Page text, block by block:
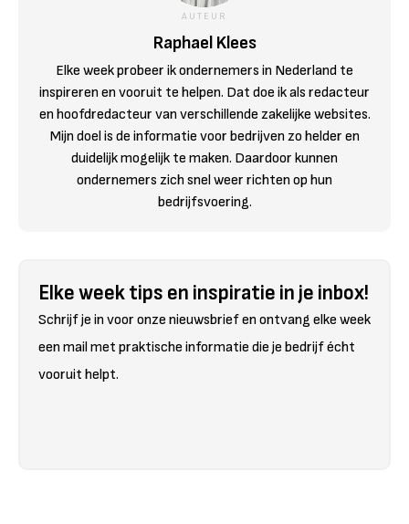
AUTEUR
Raphael Klees
Elke week probeer ik ondernemers in Nederland te
inspireren en vooruit te helpen. Dat doe ik als redacteur
en hoofdredacteur van verschillende zakelijke websites.
Mijn doel is de informatie voor bedrijven zo helder en
duidelijk mogelijk te maken. Daardoor kunnen
ondernemers zich snel weer richten op hun
bedrijfsvoering.
Elke week tips en inspiratie in je inbox!
Schrijf je in voor onze nieuwsbrief en ontvang elke week
een mail met praktische informatie die je bedrijf écht
vooruit helpt.